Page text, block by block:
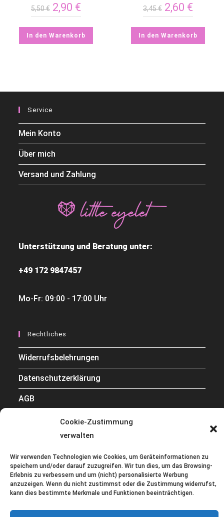
Cookie-Zustimmung
verwalten
Wir verwenden Technologien wie Cookies, um Geräteinformationen zu
speichern und/oder darauf zuzugreifen. Wir tun dies, um das Browsing-
Erlebnis zu verbessern und um (nicht) personalisierte Werbung
anzuzeigen. Wenn du nicht zustimmst oder die Zustimmung widerrufst,
kann dies bestimmte Merkmale und Funktionen beeinträchtigen.
5,50€ 2,90 €
In den Warenkorb
3,45€ 2,60 €
In den Warenkorb
Service
Mein Konto
Über mich
Versand und Zahlung
Unterstützung und Beratung unter:
+49 172 9847457
Mo-Fr: 09:00 - 17:00 Uhr
Rechtliches
Widerrufsbelehrungen
Datenschutzerklärung
AGB
Cookie-Richtlinie (EU)
Kontakt